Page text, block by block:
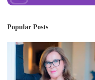
Popular Posts